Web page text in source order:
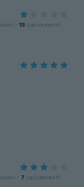
· 13 caricamenti
· 7 caricamenti